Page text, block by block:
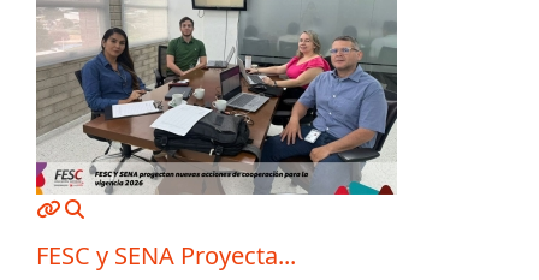
MOD_JTCS_VIEW_ARTICLE_LINK
FESC y SENA Proyecta...